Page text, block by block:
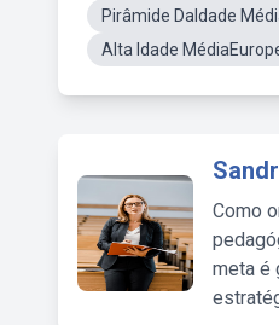
Pirâmide DaIdade
Alta Idade
Como
meta é